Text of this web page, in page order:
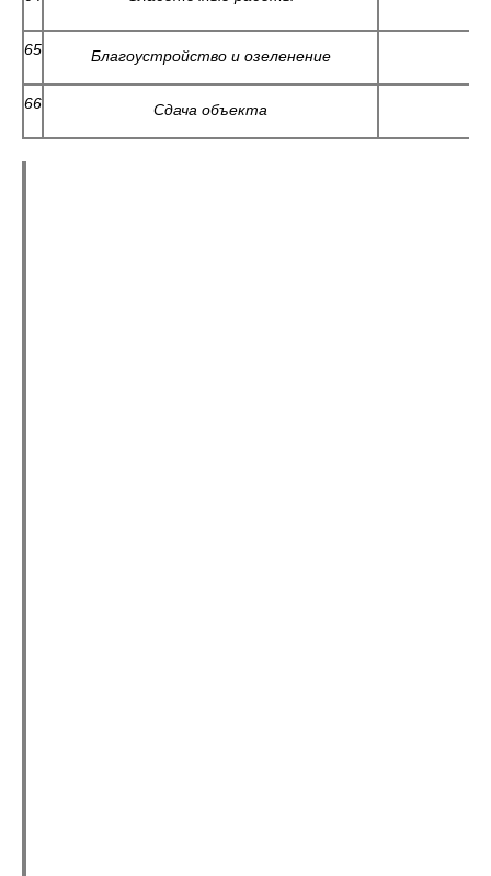
65 Благоустройство и озеленение
66 Сдача объекта